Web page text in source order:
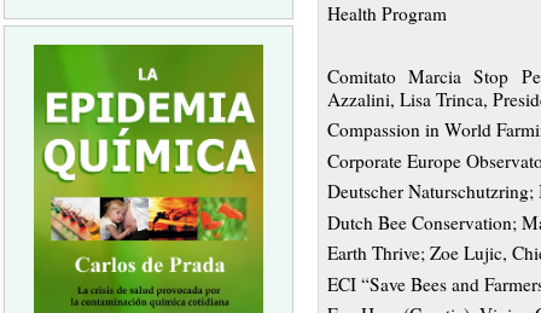
Health Program
Comitato Marcia Stop
Azzalini, Lisa Trinca,
Compassion in World
Corporate Europe
Deutscher
Dutch Bee Conservation;
Earth Thrive; Zoe Lujic,
ECI “Save Bees and